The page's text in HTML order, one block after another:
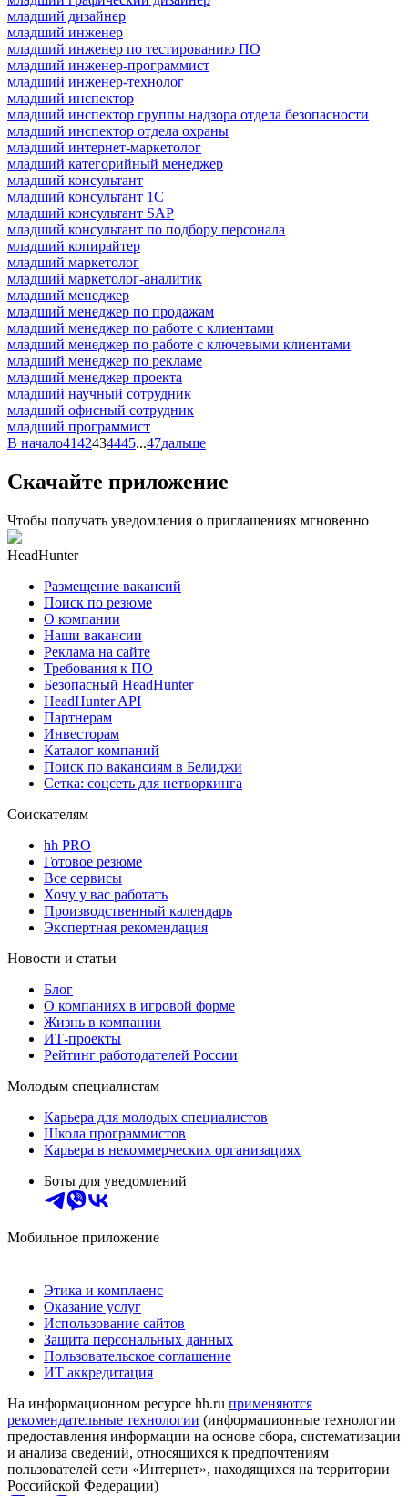
младший дизайнер
младший инженер
младший инженер по тестированию ПО
младший инженер-программист
младший инженер-технолог
младший инспектор
младший инспектор группы надзора отдела безопасности
младший инспектор отдела охраны
младший интернет-маркетолог
младший категорийный менеджер
младший консультант
младший консультант 1С
младший консультант SAP
младший консультант по подбору персонала
младший копирайтер
младший маркетолог
младший маркетолог-аналитик
младший менеджер
младший менеджер по продажам
младший менеджер по работе с клиентами
младший менеджер по работе с ключевыми клиентами
младший менеджер по рекламе
младший менеджер проекта
младший научный сотрудник
младший офисный сотрудник
младший программист
В начало4142434445...47дальше
Скачайте приложение
Чтобы получать уведомления о приглашениях мгновенно
HeadHunter
Размещение вакансий
Поиск по резюме
О компании
Наши вакансии
Реклама на сайте
Требования к ПО
Безопасный HeadHunter
HeadHunter API
Партнерам
Инвесторам
Каталог компаний
Поиск по вакансиям в Белиджи
Сетка: соцсеть для нетворкинга
Соискателям
hh PRO
Готовое резюме
Все сервисы
Хочу у вас работать
Производственный календарь
Экспертная рекомендация
Новости и статьи
Блог
О компаниях в игровой форме
Жизнь в компании
ИТ-проекты
Рейтинг работодателей России
Молодым специалистам
Карьера для молодых специалистов
Школа программистов
Карьера в некоммерческих организациях
Боты для уведомлений
Мобильное приложение
Этика и комплаенс
Оказание услуг
Использование сайтов
Защита персональных данных
Пользовательское соглашение
ИТ аккредитация
На информационном ресурсе hh.ru применяются
рекомендательные технологии (информационные технологии
предоставления информации на основе сбора, систематизации
и анализа сведений, относящихся к предпочтениям
пользователей сети «Интернет», находящихся на территории
Российской Федерации)